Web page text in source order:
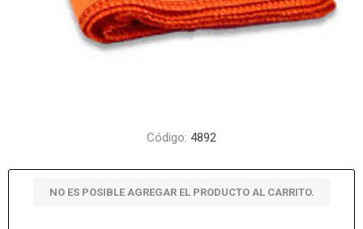
Código: 4892
NO ES POSIBLE AGREGAR EL PRODUCTO AL CARRITO.